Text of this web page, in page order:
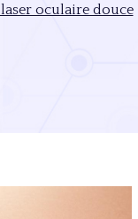
oculaire douce